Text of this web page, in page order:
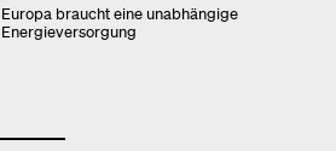
Europa braucht eine unabhängige
Energieversorgung